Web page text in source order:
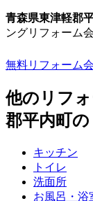
青森県東津軽郡
ングリフォーム
無料リフォーム
他のリフ
郡平内町の
キッチン
トイレ
洗面所
お風呂・浴